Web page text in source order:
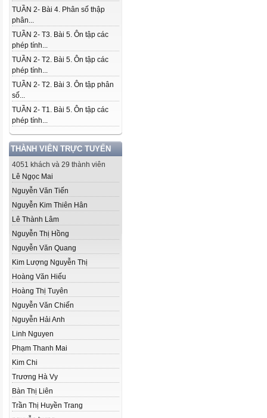
TUẦN 2- Bài 4. Phân số thập
phân...
TUẦN 2- T3. Bài 5. Ôn tập các
phép tính...
TUẦN 2- T2. Bài 5. Ôn tập các
phép tính...
TUẦN 2- T2. Bài 3. Ôn tập phân
số...
TUẦN 2- T1. Bài 5. Ôn tập các
phép tính...
THÀNH VIÊN TRỰC TUYẾN
4051 khách và 29 thành viên
Lê Ngọc Mai
Nguyễn Văn Tiến
Nguyễn Kim Thiên Hân
Lê Thành Lâm
Nguyễn Thị Hồng
Nguyễn Văn Quang
Kim Lượng Nguyễn Thị
Hoàng Văn Hiếu
Hoàng Thị Tuyên
Nguyễn Văn Chiến
Nguyễn Hải Anh
Linh Nguyen
Phạm Thanh Mai
Kim Chi
Trương Hà Vy
Bàn Thị Liên
Trần Thị Huyền Trang